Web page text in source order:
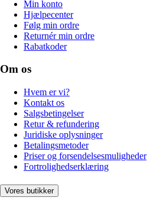
Min konto
Hjælpecenter
Følg min ordre
Returnér min ordre
Rabatkoder
Om os
Hvem er vi?
Kontakt os
Salgsbetingelser
Retur & refundering
Juridiske oplysninger
Betalingsmetoder
Priser og forsendelsesmuligheder
Fortrolighedserklæring
Vores butikker